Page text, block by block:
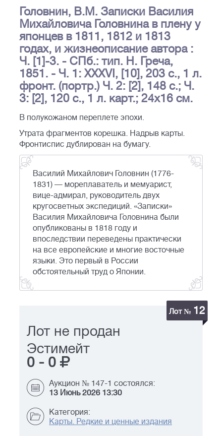
Головнин, В.М. Записки Василия
Михайловича Головнина в плену у
японцев в 1811, 1812 и 1813
годах, и жизнеописание автора :
Ч. [1]-3. - СПб.: тип. Н. Греча,
1851. - Ч. 1: XXXVI, [10], 203 с., 1 л.
фронт. (портр.) Ч. 2: [2], 148 с.; Ч.
3: [2], 120 с., 1 л. карт.; 24х16 см.
В полукожаном переплете эпохи.
Утрата фрагментов корешка. Надрыв карты.
Фронтиспис дублирован на бумагу.
Василий Михайлович Головнин (1776-
1831) — мореплаватель и мемуарист,
вице-адмирал, руководитель двух
кругосветных экспедиций. «Записки»
Василия Михайловича Головнина были
опубликованы в 1818 году и
впоследствии переведены практически
на все европейские и многие восточные
языки. Это первый в России
обстоятельный труд о Японии.
Лот № 12
Лот не продан
Эстимейт
0 - 0
Аукцион № 147-1 состоялся:
13 Июнь 2026 13:30
Категория:
Карты. Редкие и ценные издания